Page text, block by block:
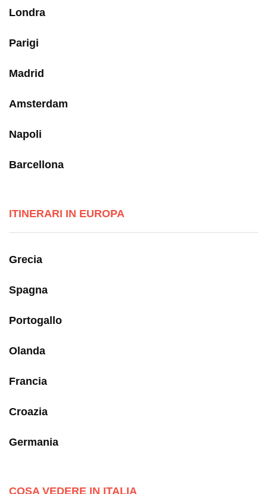
Londra
Parigi
Madrid
Amsterdam
Napoli
Barcellona
ITINERARI IN EUROPA
Grecia
Spagna
Portogallo
Olanda
Francia
Croazia
Germania
COSA VEDERE IN ITALIA